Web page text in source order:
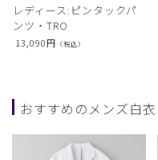
レディース:ピンタックパ
ンツ・TRO
13,090円 （税込）
おすすめのメンズ白衣